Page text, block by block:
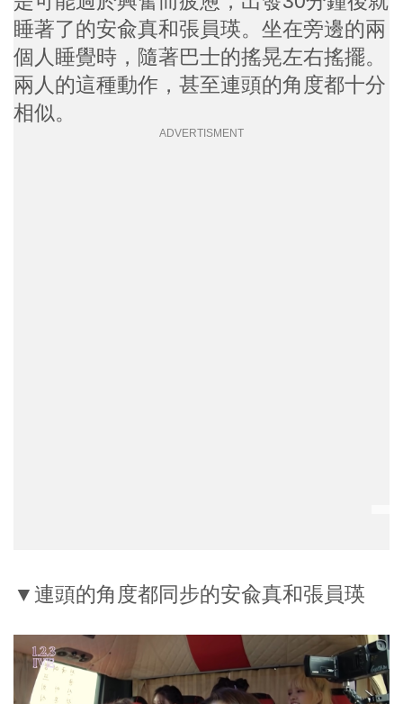
睡著了的安兪真和張員瑛。坐在旁邊的兩
個人睡覺時，隨著巴士的搖晃左右搖擺。
兩人的這種動作，甚至連頭的角度都十分
相似。
ADVERTISMENT
▼連頭的角度都同步的安兪真和張員瑛